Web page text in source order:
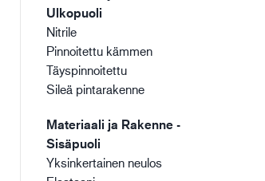
Ulkopuoli
Nitrile
Pinnoitettu kämmen
Täyspinnoitettu
Sileä pintarakenne
Materiaali ja Rakenne -
Sisäpuoli
Yksinkertainen neulos